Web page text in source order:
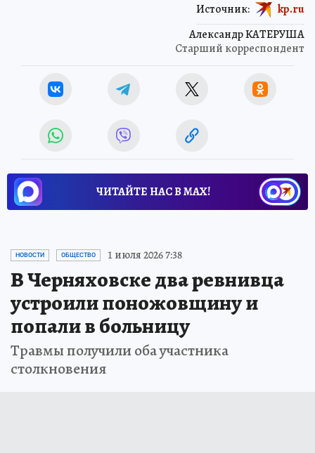
Александр КАТЕРУША
Старший корреспондент
Источник: kp.ru
ЧИТАЙТЕ НАС В МАХ!
НОВОСТИ ОБЩЕСТВО 1 июля 2026 7:38
В Черняховске два ревнивца
устроили поножовщину и
попали в больницу
Травмы получили оба участника
столкновения